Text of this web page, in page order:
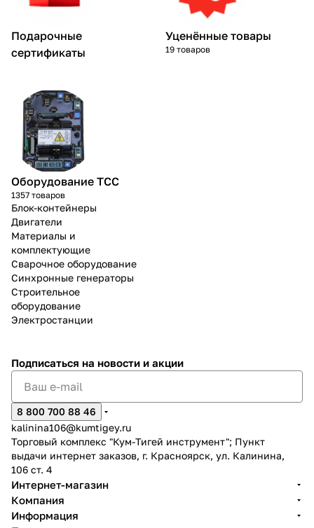
Подарочные
сертификаты
Уценённые товары
19 товаров
Оборудование ТСС
1357 товаров
Блок-контейнеры
Двигатели
Материалы и
комплектующие
Сварочное оборудование
Синхронные генераторы
Строительное
оборудование
Электростанции
Подписаться на новости и акции
8 800 700 88 46
kalinina106@kumtigey.ru
Торговый комплекс "Кум-Тигей инструмент"; Пункт
выдачи интернет заказов, г. Красноярск, ул. Калинина,
106 ст. 4
Интернет-магазин
Компания
Информация